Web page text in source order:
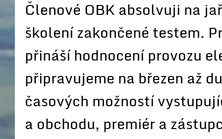
Členové OBK absolvuji na
školení zakončené testem.
přináší hodnocení provozu
připravujeme na březen až
časových možností
a obchodu, premiér a